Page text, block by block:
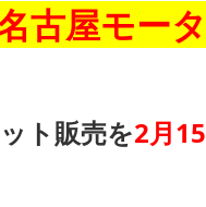
古屋モー
ト販売を2月